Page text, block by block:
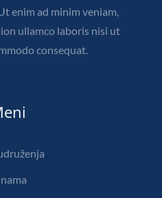
enim ad minim veniam,
ullamco laboris nisi ut
consequat.